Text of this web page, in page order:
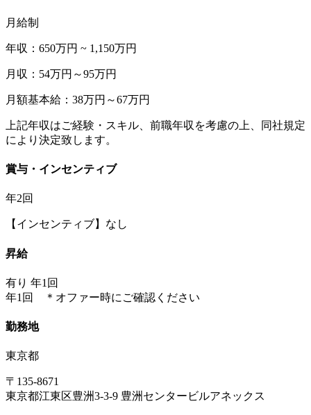
月給制
年収：650万円 ~ 1,150万円
月収：54万円～95万円
月額基本給：38万円～67万円
上記年収はご経験・スキル、前職年収を考慮の上、同社規定
により決定致します。
賞与・インセンティブ
年2回
【インセンティブ】なし
昇給
有り 年1回
年1回 ＊オファー時にご確認ください
勤務地
東京都
〒135-8671
東京都江東区豊洲3-3-9 豊洲センタービルアネックス